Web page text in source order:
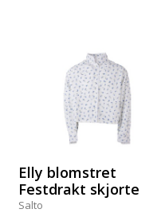
Elly blomstret
Festdrakt skjorte
Salto